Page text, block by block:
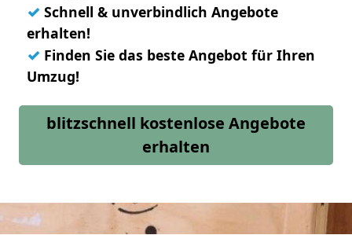
✓ Schnell & unverbindlich Angebote
erhalten!
✓ Finden Sie das beste Angebot für Ihren
Umzug!
blitzschnell kostenlose Angebote
erhalten